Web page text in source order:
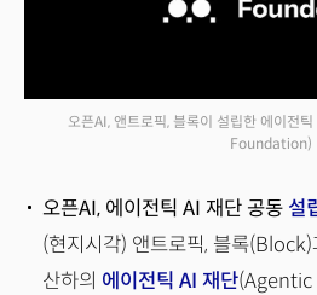
오픈AI, 앤트로픽, 블록이 설립한 에이전
Foundation)
오픈AI, 에이전틱 AI 재단 공동 설
(현지시각) 앤트로픽, 블록
산하의 에이전틱 AI 재단